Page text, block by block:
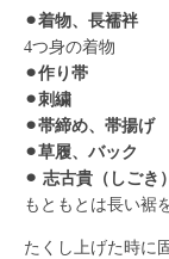
⚫︎着物、長襦袢
4つ身の着物
⚫︎作り帯
⚫︎刺繍
⚫︎帯締め、帯揚げ
⚫︎草履、バック
⚫︎ 志古貴（しごき）
もともとは長い裾
たくし上げた時に